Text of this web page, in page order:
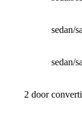
sedan/​
sedan/​
2 door